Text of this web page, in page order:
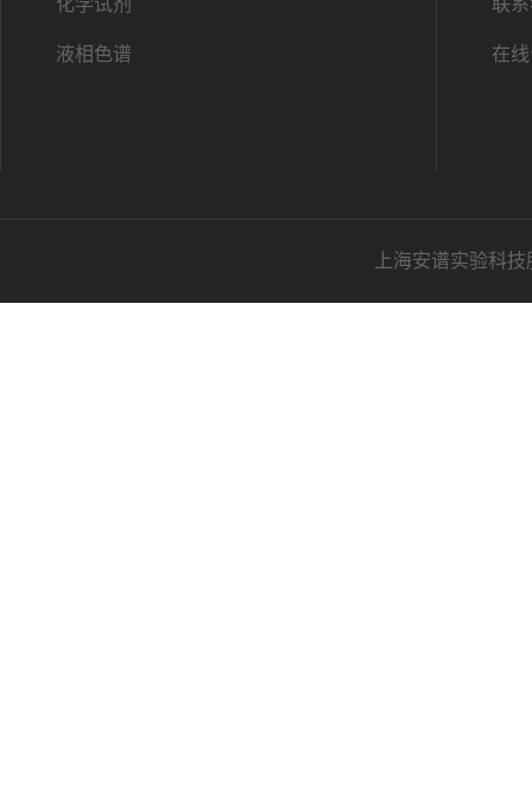
化学试剂
液相色谱
联
在
上海安谱实验科